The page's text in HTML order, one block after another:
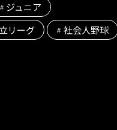
ジュニア
リーグ
社会人野球